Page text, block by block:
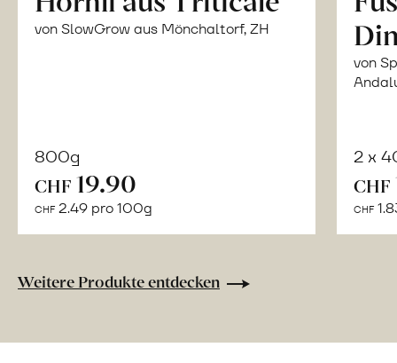
von SlowGrow aus Mönchaltorf, ZH
800g
CHF 19.90
CHF 2.49 pro 100g
von
2 x
CHF
CHF
Weitere Produkte entdecken